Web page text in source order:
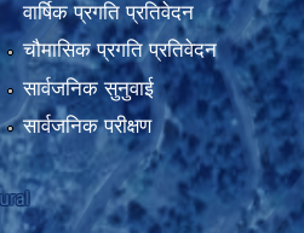
वार्षिक प्रगति प्रतिवेदन
चौमासिक प्रगति प्रतिवेदन
सार्वजनिक सुनुवाई
सार्वजनिक परीक्षण